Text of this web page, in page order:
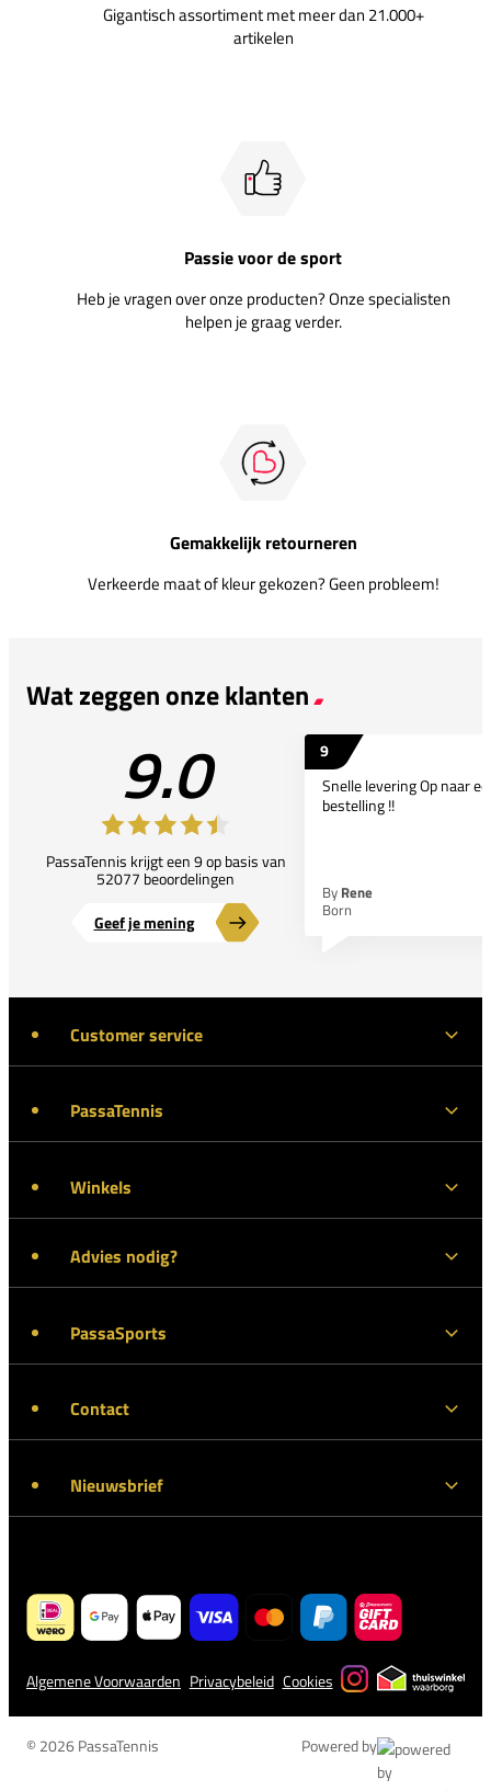
Gigantisch assortiment met meer dan 21.000+
artikelen
Passie voor de sport
Heb je vragen over onze producten? Onze specialisten
helpen je graag verder.
Gemakkelijk retourneren
Verkeerde maat of kleur gekozen? Geen probleem!
Wat zeggen onze klanten
9.0
PassaTennis krijgt een 9 op basis van
52077 beoordelingen
Geef je mening
9
Snelle levering Op naar
bestelling !!
By Rene
Born
Customer service
PassaTennis
Winkels
Advies nodig?
PassaSports
Contact
Nieuwsbrief
Algemene Voorwaarden Privacybeleid Cookies
© 2026 PassaTennis Powered by